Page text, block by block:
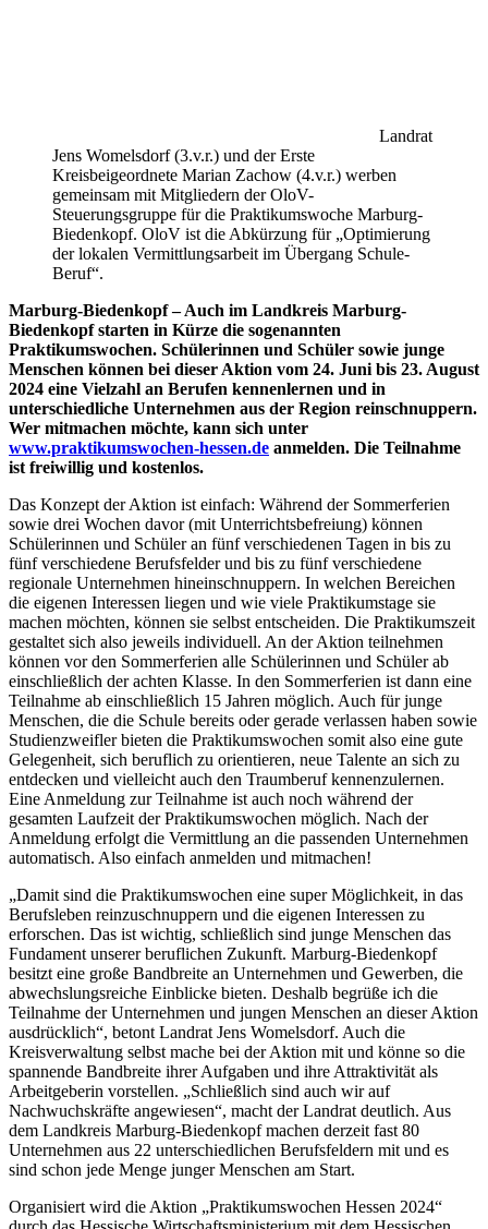
Landrat
Jens Womelsdorf (3.v.r.) und der Erste
Kreisbeigeordnete Marian Zachow (4.v.r.) werben
gemeinsam mit Mitgliedern der OloV-
Steuerungsgruppe für die Praktikumswoche Marburg-
Biedenkopf. OloV ist die Abkürzung für „Optimierung
der lokalen Vermittlungsarbeit im Übergang Schule-
Beruf“.
Marburg-Biedenkopf – Auch im Landkreis Marburg-
Biedenkopf starten in Kürze die sogenannten
Praktikumswochen. Schülerinnen und Schüler sowie junge
Menschen können bei dieser Aktion vom 24. Juni bis 23. August
2024 eine Vielzahl an Berufen kennenlernen und in
unterschiedliche Unternehmen aus der Region reinschnuppern.
Wer mitmachen möchte, kann sich unter
www.praktikumswochen-hessen.de anmelden. Die Teilnahme
ist freiwillig und kostenlos.
Das Konzept der Aktion ist einfach: Während der Sommerferien
sowie drei Wochen davor (mit Unterrichtsbefreiung) können
Schülerinnen und Schüler an fünf verschiedenen Tagen in bis zu
fünf verschiedene Berufsfelder und bis zu fünf verschiedene
regionale Unternehmen hineinschnuppern. In welchen Bereichen
die eigenen Interessen liegen und wie viele Praktikumstage sie
machen möchten, können sie selbst entscheiden. Die Praktikumszeit
gestaltet sich also jeweils individuell. An der Aktion teilnehmen
können vor den Sommerferien alle Schülerinnen und Schüler ab
einschließlich der achten Klasse. In den Sommerferien ist dann eine
Teilnahme ab einschließlich 15 Jahren möglich. Auch für junge
Menschen, die die Schule bereits oder gerade verlassen haben sowie
Studienzweifler bieten die Praktikumswochen somit also eine gute
Gelegenheit, sich beruflich zu orientieren, neue Talente an sich zu
entdecken und vielleicht auch den Traumberuf kennenzulernen.
Eine Anmeldung zur Teilnahme ist auch noch während der
gesamten Laufzeit der Praktikumswochen möglich. Nach der
Anmeldung erfolgt die Vermittlung an die passenden Unternehmen
automatisch. Also einfach anmelden und mitmachen!
„Damit sind die Praktikumswochen eine super Möglichkeit, in das
Berufsleben reinzuschnuppern und die eigenen Interessen zu
erforschen. Das ist wichtig, schließlich sind junge Menschen das
Fundament unserer beruflichen Zukunft. Marburg-Biedenkopf
besitzt eine große Bandbreite an Unternehmen und Gewerben, die
abwechslungsreiche Einblicke bieten. Deshalb begrüße ich die
Teilnahme der Unternehmen und jungen Menschen an dieser Aktion
ausdrücklich“, betont Landrat Jens Womelsdorf. Auch die
Kreisverwaltung selbst mache bei der Aktion mit und könne so die
spannende Bandbreite ihrer Aufgaben und ihre Attraktivität als
Arbeitgeberin vorstellen. „Schließlich sind auch wir auf
Nachwuchskräfte angewiesen“, macht der Landrat deutlich. Aus
dem Landkreis Marburg-Biedenkopf machen derzeit fast 80
Unternehmen aus 22 unterschiedlichen Berufsfeldern mit und es
sind schon jede Menge junger Menschen am Start.
Organisiert wird die Aktion „Praktikumswochen Hessen 2024“